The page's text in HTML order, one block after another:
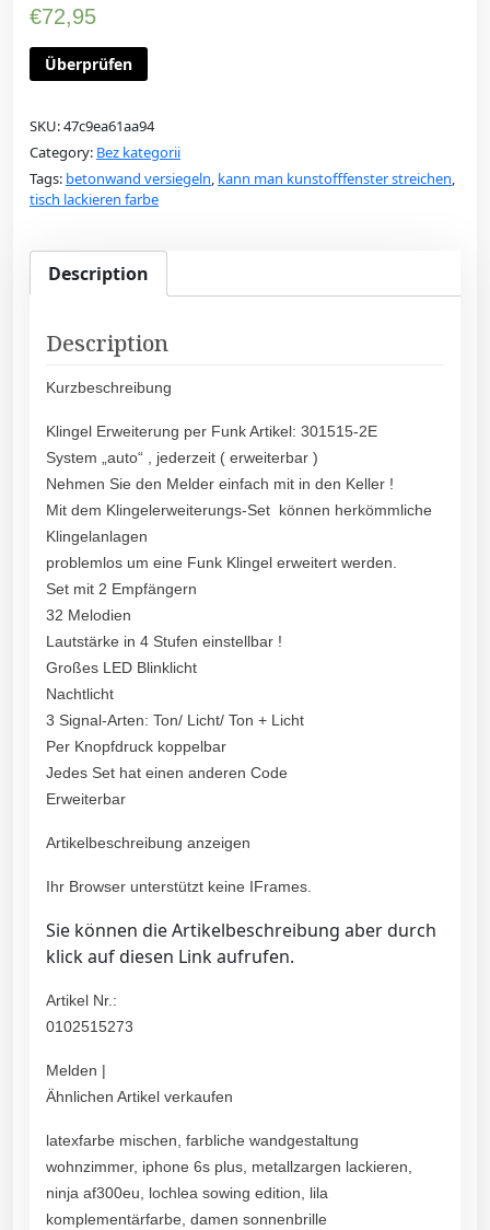
€72,95
Überprüfen
SKU:47c9ea61aa94
Category: Bez kategorii
Tags: betonwand versiegeln, kann man kunstofffenster streichen,
tisch lackieren farbe
Description
Description
Kurzbeschreibung
Klingel Erweiterung per Funk Artikel: 301515-2E
System „auto“ , jederzeit ( erweiterbar )
Nehmen Sie den Melder einfach mit in den Keller !
Mit dem Klingelerweiterungs-Set können herkömmliche
Klingelanlagen
problemlos um eine Funk Klingel erweitert werden.
Set mit 2 Empfängern
32 Melodien
Lautstärke in 4 Stufen einstellbar !
Großes LED Blinklicht
Nachtlicht
3 Signal-Arten: Ton/ Licht/ Ton + Licht
Per Knopfdruck koppelbar
Jedes Set hat einen anderen Code
Erweiterbar
Artikelbeschreibung anzeigen
Ihr Browser unterstützt keine IFrames.
Sie können die Artikelbeschreibung aber durch
klick auf diesen Link aufrufen.
Artikel Nr.:
0102515273
Melden |
Ähnlichen Artikel verkaufen
latexfarbe mischen, farbliche wandgestaltung
wohnzimmer, iphone 6s plus, metallzargen lackieren,
ninja af300eu, lochlea sowing edition, lila
komplementärfarbe, damen sonnenbrille